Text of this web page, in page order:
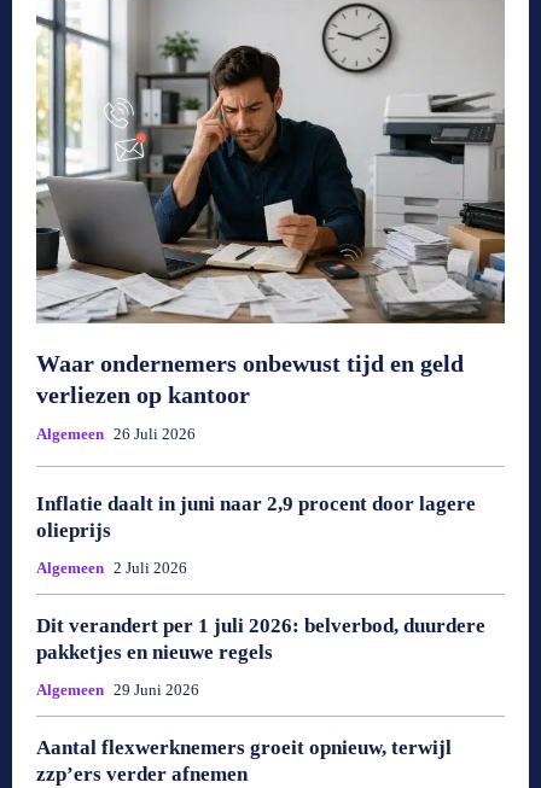
Waar ondernemers onbewust tijd en geld
verliezen op kantoor
Algemeen 26 Juli 2026
Inflatie daalt in juni naar 2,9 procent door lagere
olieprijs
Algemeen 2 Juli 2026
Dit verandert per 1 juli 2026: belverbod, duurdere
pakketjes en nieuwe regels
Algemeen 29 Juni 2026
Aantal flexwerknemers groeit opnieuw, terwijl
zzp’ers verder afnemen